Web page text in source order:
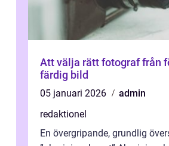
Att välja rätt fotograf från första idé till
färdig bild
05 januari 2026
admin
redaktionel
En övergripande, grundlig